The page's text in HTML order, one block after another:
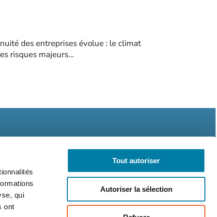
qui
ont
Tout autoriser
Autoriser la sélection
des entreprises évolue : le climat
risques majeurs…